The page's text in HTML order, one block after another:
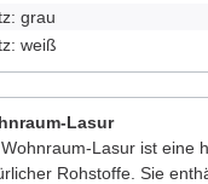
grau
weiß
Lasur
Lasur ist eine
Rohstoffe. Sie